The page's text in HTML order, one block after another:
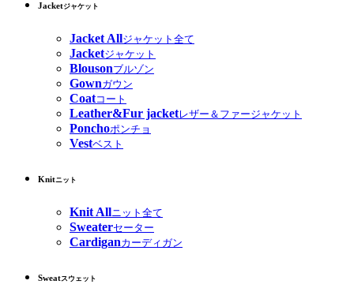
Jacketジャケット
Jacket Allジャケット全て
Jacketジャケット
Blousonブルゾン
Gownガウン
Coatコート
Leather&Fur jacketレザー＆ファージャケット
Ponchoポンチョ
Vestベスト
Knitニット
Knit Allニット全て
Sweaterセーター
Cardiganカーディガン
Sweatスウェット